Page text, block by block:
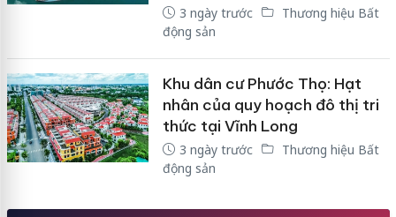
3 ngày trước
Thương hiệu Bất
động sản
Khu dân cư Phước Thọ: Hạt
nhân của quy hoạch đô thị tri
thức tại Vĩnh Long
3 ngày trước
Thương hiệu Bất
động sản